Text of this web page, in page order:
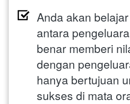
Anda akan
antara
benar memberi
dengan
hanya bertujuan
sukses di mata